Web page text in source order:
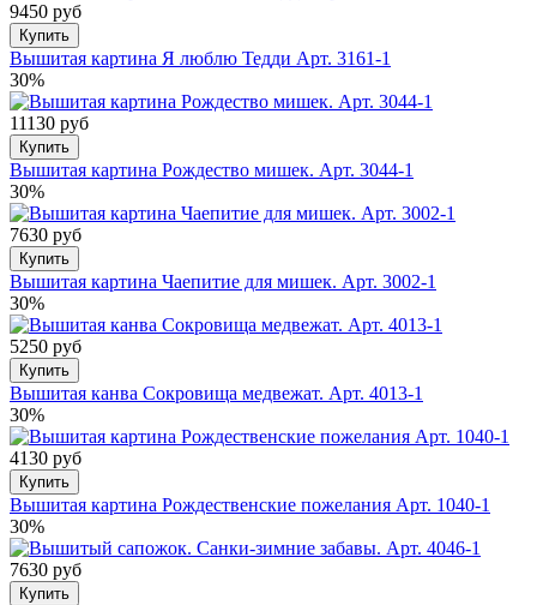
9450 руб
Купить
Вышитая картина Я люблю Тедди Арт. 3161-1
30%
11130 руб
Купить
Вышитая картина Рождество мишек. Арт. 3044-1
30%
7630 руб
Купить
Вышитая картина Чаепитие для мишек. Арт. 3002-1
30%
5250 руб
Купить
Вышитая канва Сокровища медвежат. Арт. 4013-1
30%
4130 руб
Купить
Вышитая картина Рождественские пожелания Арт. 1040-1
30%
7630 руб
Купить